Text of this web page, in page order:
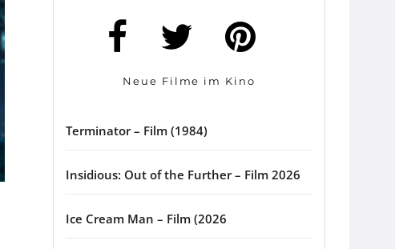
Neue Filme im Kino
Terminator – Film (1984)
Insidious: Out of the Further – Film 2026
Ice Cream Man – Film (2026